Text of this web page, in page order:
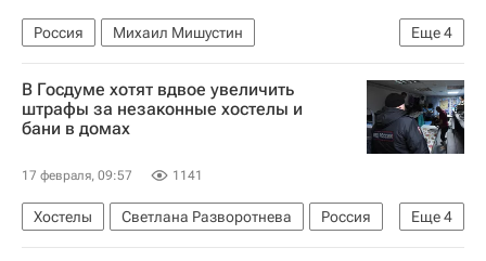
Еще4
Россия
Михаил Мишустин
Министерство промышленности и торговли РФ (Минпромторг России)
Стройматериалы
Строительство
В Госдуме хотят вдвое увеличить
штрафы за незаконные хостелы и
бани в домах
17 февраля, 09:57 1141
Еще4
Хостелы Светлана Разворотнева
Россия
Госдума РФ
Совет Федерации РФ